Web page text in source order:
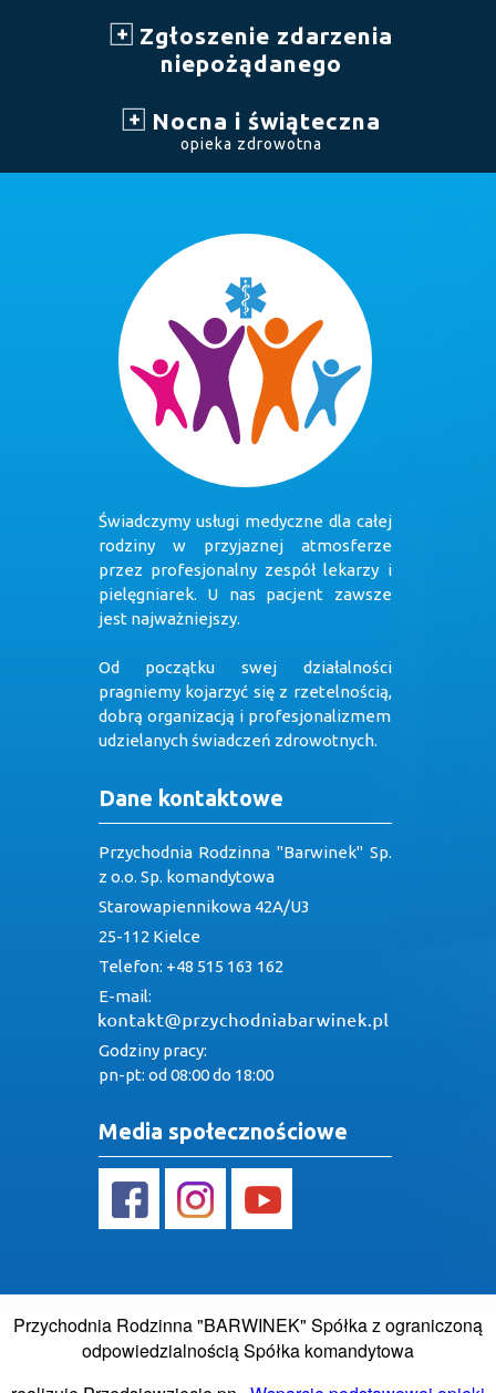
Zgłoszenie zdarzenia
niepożądanego
Nocna i świąteczna
opieka zdrowotna
Świadczymy usługi medyczne dla całej
rodziny w przyjaznej atmosferze
przez profesjonalny zespół lekarzy i
pielęgniarek. U nas pacjent zawsze
jest najważniejszy.
Od początku swej działalności
pragniemy kojarzyć się z rzetelnością,
dobrą organizacją i profesjonalizmem
udzielanych świadczeń zdrowotnych.
Dane kontaktowe
Przychodnia Rodzinna "Barwinek" Sp.
z o.o. Sp. komandytowa
Starowapiennikowa 42A/U3
25-112 Kielce
Telefon: +48 515 163 162
E-mail:
Godziny pracy:
pn-pt: od 08:00 do 18:00
Media społecznościowe
Przychodnia Rodzinna "BARWINEK" Spółka z ograniczoną
odpowiedzialnością Spółka komandytowa